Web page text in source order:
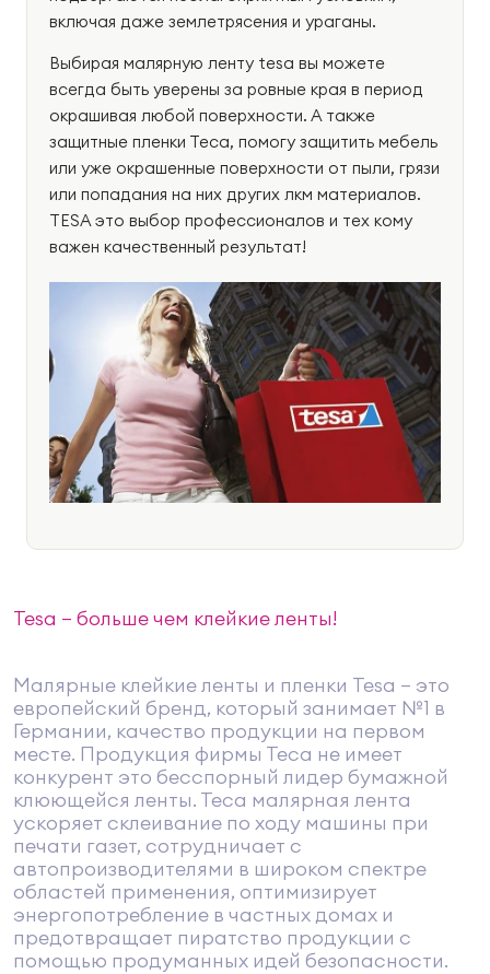
включая даже землетрясения и ураганы.
Выбирая малярную ленту tesa вы можете
всегда быть уверены за ровные края в период
окрашивая любой поверхности. А также
защитные пленки Теса, помогу защитить мебель
или уже окрашенные поверхности от пыли, грязи
или попадания на них других лкм материалов.
TESA это выбор профессионалов и тех кому
важен качественный результат!
Tesa — больше чем клейкие ленты!
Малярные клейкие ленты и пленки Tesa – это
европейский бренд, который занимает №1 в
Германии, качество продукции на первом
месте. Продукция фирмы Теса не имеет
конкурент это бесспорный лидер бумажной
клюющейся ленты. Теса малярная лента
ускоряет склеивание по ходу машины при
печати газет, сотрудничает с
автопроизводителями в широком спектре
областей применения, оптимизирует
энергопотребление в частных домах и
предотвращает пиратство продукции с
помощью продуманных идей безопасности.